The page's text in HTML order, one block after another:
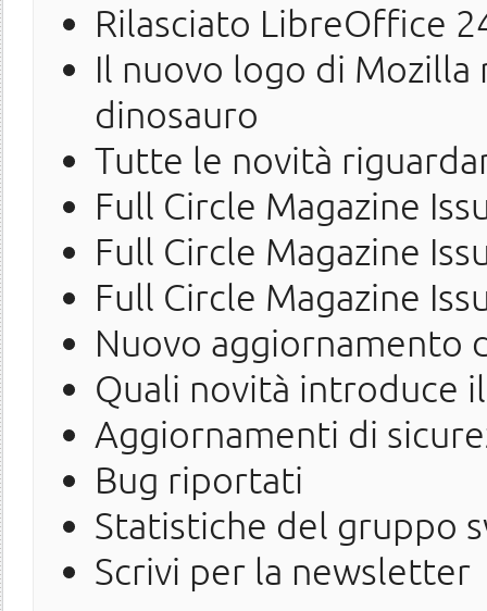
Rilasciato LibreOffice
Il nuovo logo di
dinosauro
Tutte le novità
Full Circle Magazine
Full Circle Magazine
Full Circle Magazine
Nuovo aggiornamento
Quali novità introduce
Aggiornamenti di
Bug riportati
Statistiche del gruppo
Scrivi per la newsletter